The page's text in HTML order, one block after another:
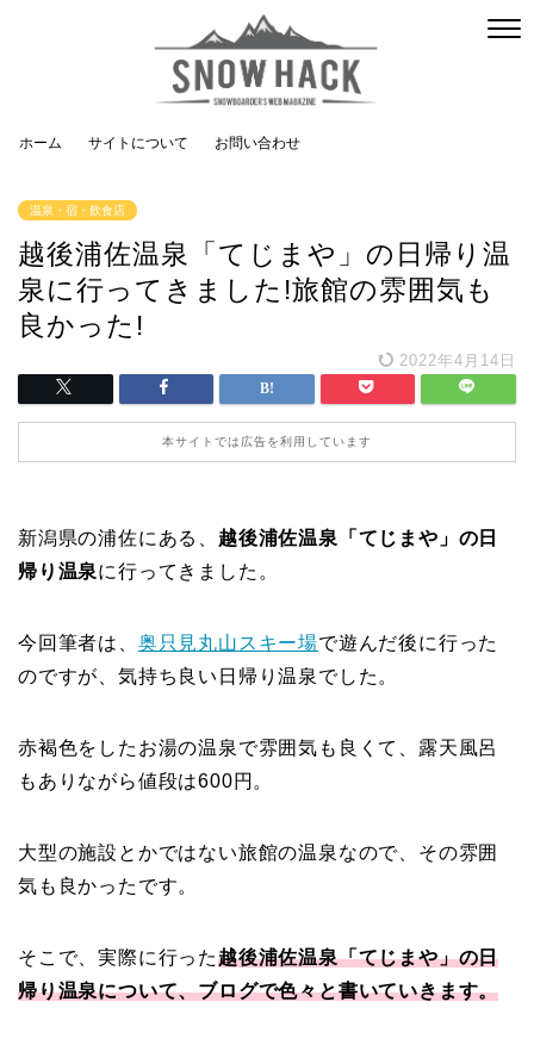
ホーム サイトについて お問い合わせ
温泉・宿・飲食店
越後浦佐温泉「てじまや」の日帰り温
泉に行ってきました!旅館の雰囲気も
良かった!
2022年4月14日
本サイトでは広告を利用しています
新潟県の浦佐にある、 越後浦佐温泉「てじまや」の日
帰り温泉に行ってきました。
今回筆者は、 奥只見丸山スキー場で遊んだ後に行った
のですが、気持ち良い日帰り温泉でした。
赤褐色をしたお湯の温泉で雰囲気も良くて、露天風呂
もありながら値段は600円。
大型の施設とかではない旅館の温泉なので、その雰囲
気も良かったです。
そこで、実際に行った越後浦佐温泉「てじまや」の日
帰り温泉について、ブログで色々と書いていきます。